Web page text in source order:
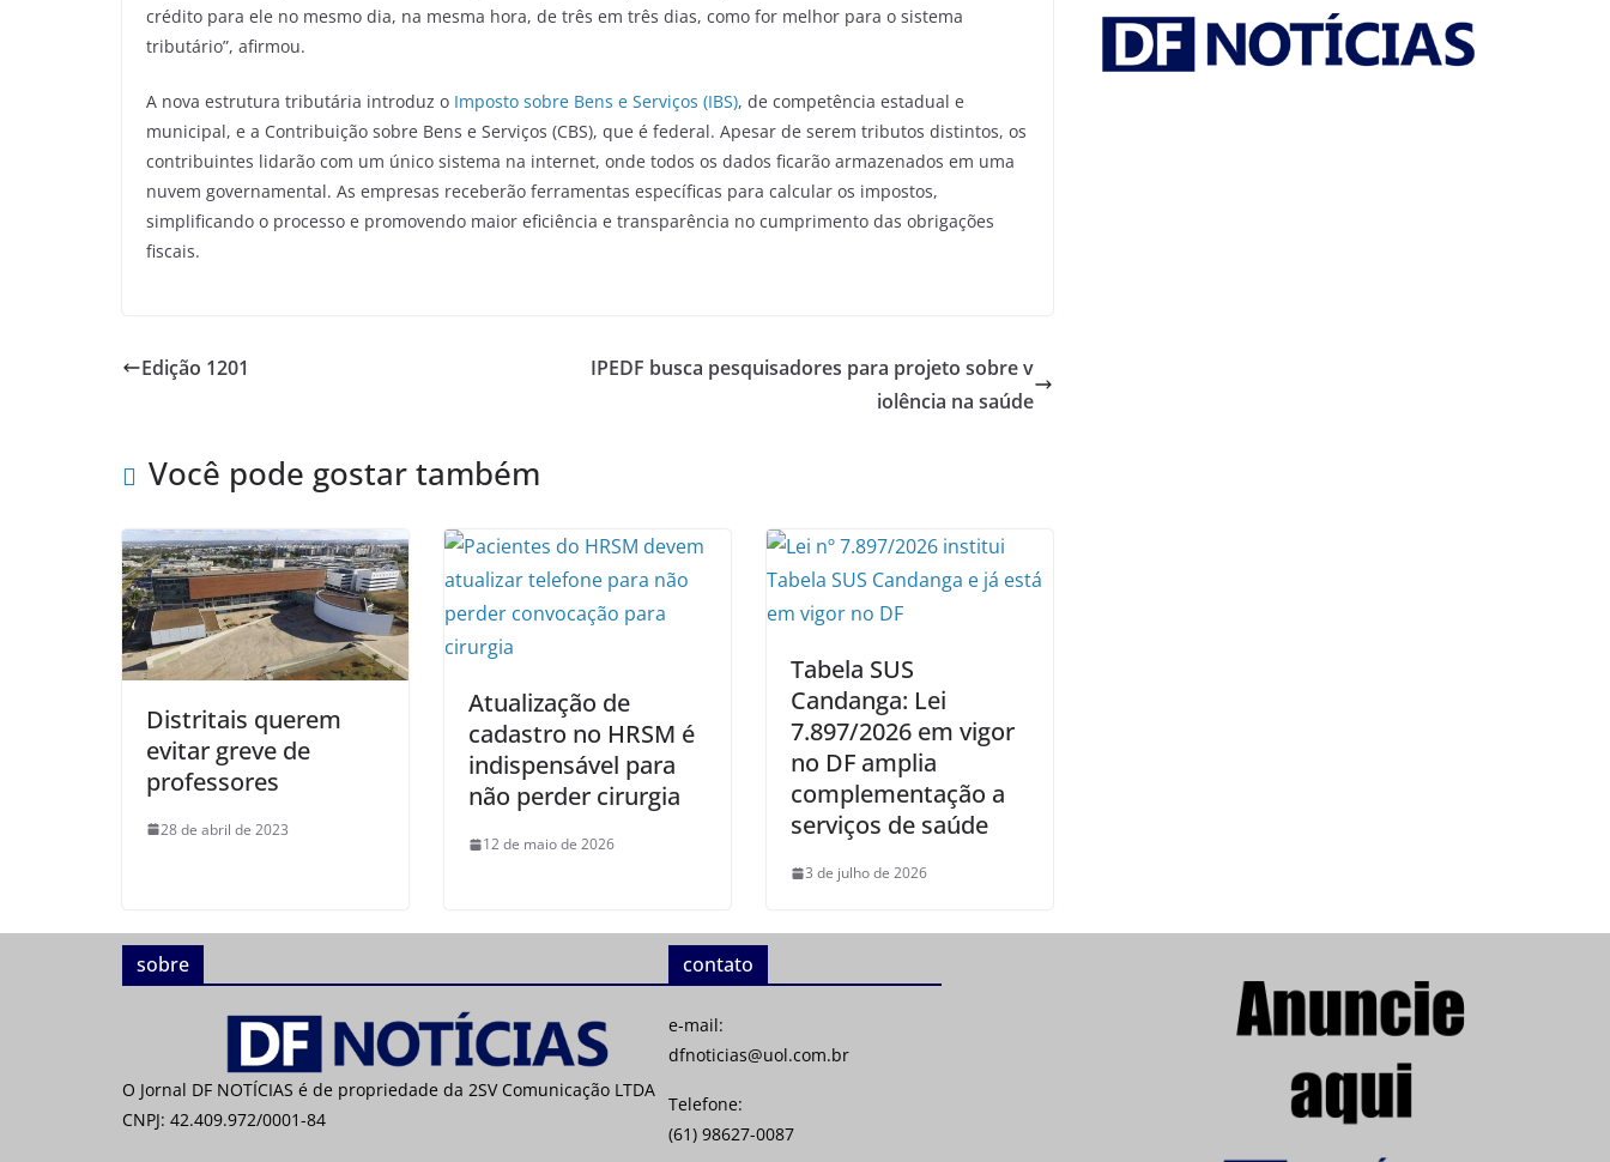
crédito para ele no mesmo dia, na mesma hora, de três em três dias, como for melhor para o sistema
tributário”, afirmou.
A nova estrutura tributária introduz o Imposto sobre Bens e Serviços (IBS), de competência estadual e
municipal, e a Contribuição sobre Bens e Serviços (CBS), que é federal. Apesar de serem tributos distintos, os
contribuintes lidarão com um único sistema na internet, onde todos os dados ficarão armazenados em uma
nuvem governamental. As empresas receberão ferramentas específicas para calcular os impostos,
simplificando o processo e promovendo maior eficiência e transparência no cumprimento das obrigações
fiscais.
Edição 1201
IPEDF busca pesquisadores para projeto sobre v
iolência na saúde
Você pode gostar também
Distritais querem
evitar greve de
professores
28 de abril de 2023
Atualização de
cadastro no HRSM é
indispensável para
não perder cirurgia
12 de maio de 2026
Tabela SUS
Candanga: Lei
7.897/2026 em vigor
no DF amplia
complementação a
serviços de saúde
3 de julho de 2026
sobre
O Jornal DF NOTÍCIAS é de propriedade da 2SV Comunicação LTDA
CNPJ: 42.409.972/0001-84
contato
e-mail:
dfnoticias@uol.com.br
Telefone:
(61) 98627-0087